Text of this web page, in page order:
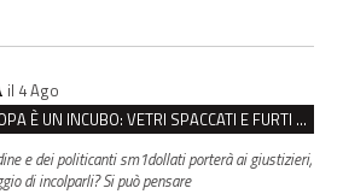
il 4 Ago
REGGIO, PIAZZALE EUROPA È UN INCUBO: VETRI SPACCATI E FURTI SULLE AUTO IN SOSTA
e dei politicanti sm1dollati porterà ai giustizieri,
di incolparli? Si può pensare